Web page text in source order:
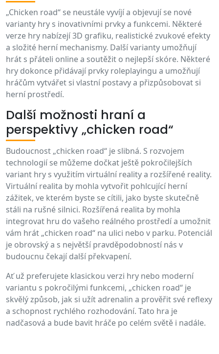
„Chicken road“ se neustále vyvíjí a objevují se nové
varianty hry s inovativními prvky a funkcemi. Některé
verze hry nabízejí 3D grafiku, realistické zvukové efekty
a složité herní mechanismy. Další varianty umožňují
hrát s přáteli online a soutěžit o nejlepší skóre. Některé
hry dokonce přidávají prvky roleplayingu a umožňují
hráčům vytvářet si vlastní postavy a přizpůsobovat si
herní prostředí.
Další možnosti hraní a
perspektivy „chicken road“
Budoucnost „chicken road“ je slibná. S rozvojem
technologií se můžeme dočkat ještě pokročilejších
variant hry s využitím virtuální reality a rozšířené reality.
Virtuální realita by mohla vytvořit pohlcující herní
zážitek, ve kterém byste se cítili, jako byste skutečně
stáli na rušné silnici. Rozšířená realita by mohla
integrovat hru do vašeho reálného prostředí a umožnit
vám hrát „chicken road“ na ulici nebo v parku. Potenciál
je obrovský a s největší pravděpodobností nás v
budoucnu čekají další překvapení.
Ať už preferujete klasickou verzi hry nebo moderní
variantu s pokročilými funkcemi, „chicken road“ je
skvělý způsob, jak si užít adrenalin a prověřit své reflexy
a schopnost rychlého rozhodování. Tato hra je
nadčasová a bude bavit hráče po celém světě i nadále.